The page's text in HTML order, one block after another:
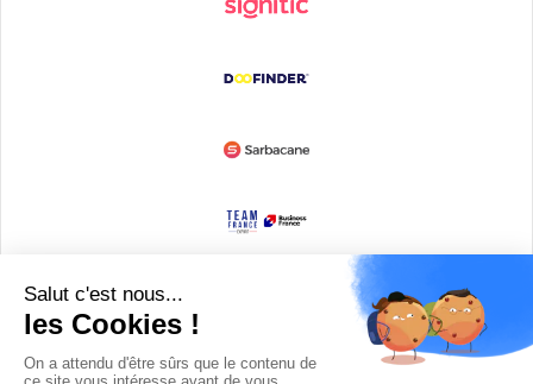
Devenir partenaire